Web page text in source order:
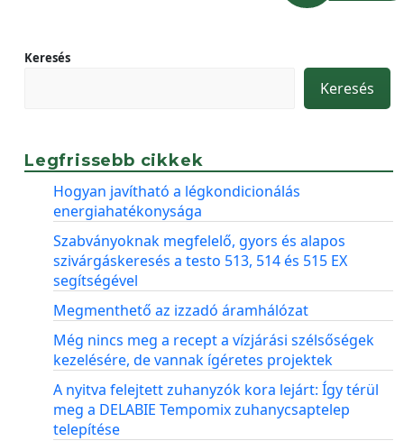
Keresés
Keresés
Legfrissebb cikkek
Hogyan javítható a légkondicionálás
energiahatékonysága
Szabványoknak megfelelő, gyors és alapos
szivárgáskeresés a testo 513, 514 és 515 EX
segítségével
Megmenthető az izzadó áramhálózat
Még nincs meg a recept a vízjárási szélsőségek
kezelésére, de vannak ígéretes projektek
A nyitva felejtett zuhanyzók kora lejárt: Így térül
meg a DELABIE Tempomix zuhanycsaptelep
telepítése